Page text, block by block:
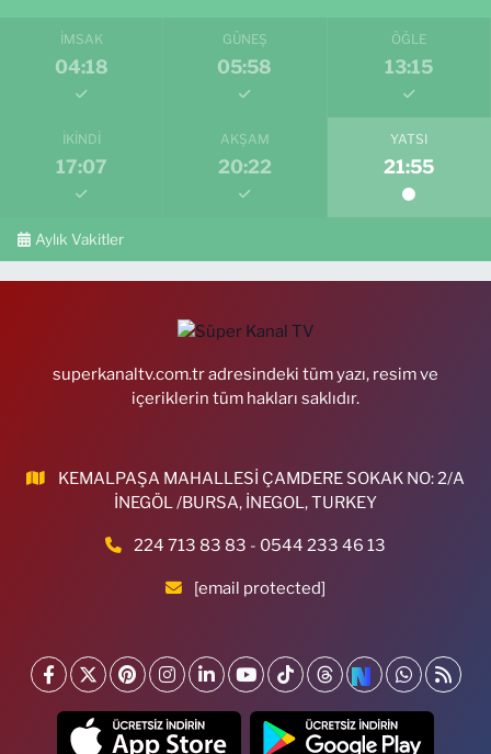
İMSAK
04:18
GÜNEŞ
05:58
ÖĞLE
13:15
İKINDI
17:07
AKŞAM
20:22
YATSI
21:55
Aylık Vakitler
superkanaltv.com.tr adresindeki tüm yazı, resim ve
içeriklerin tüm hakları saklıdır.
KEMALPAŞA MAHALLESİ ÇAMDERE SOKAK NO: 2/A
İNEGÖL /BURSA, İNEGOL, TURKEY
224 713 83 83 - 0544 233 46 13
[email protected]